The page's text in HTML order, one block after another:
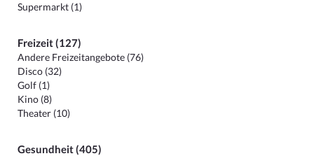
Supermarkt (1)
Freizeit (127)
Andere Freizeitangebote (76)
Disco (32)
Golf (1)
Kino (8)
Theater (10)
Gesundheit (405)